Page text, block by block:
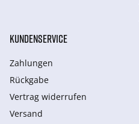
KUNDENSERVICE
Zahlungen
Rückgabe
Vertrag widerrufen
Versand